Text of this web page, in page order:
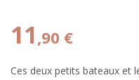
11,90 €
Ces deux petits bateaux et